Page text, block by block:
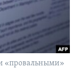
«провальными»